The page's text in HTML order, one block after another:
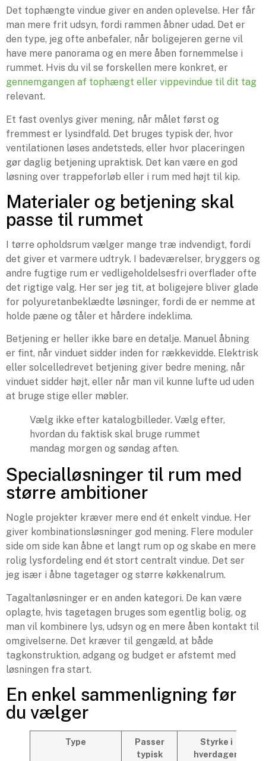
Det tophængte vindue giver en anden oplevelse. Her får
man mere frit udsyn, fordi rammen åbner udad. Det er
den type, jeg ofte anbefaler, når boligejeren gerne vil
have mere panorama og en mere åben fornemmelse i
rummet. Hvis du vil se forskellen mere konkret, er
gennemgangen af tophængt eller vippevindue til dit tag
relevant.
Et fast ovenlys giver mening, når målet først og
fremmest er lysindfald. Det bruges typisk der, hvor
ventilationen løses andetsteds, eller hvor placeringen
gør daglig betjening upraktisk. Det kan være en god
løsning over trappeforløb eller i rum med højt til kip.
Materialer og betjening skal
passe til rummet
I tørre opholdsrum vælger mange træ indvendigt, fordi
det giver et varmere udtryk. I badeværelser, bryggers og
andre fugtige rum er vedligeholdelsesfri overflader ofte
det rigtige valg. Her ser jeg tit, at boligejere bliver glade
for polyuretanbeklædte løsninger, fordi de er nemme at
holde pæne og tåler et hårdere indeklima.
Betjening er heller ikke bare en detalje. Manuel åbning
er fint, når vinduet sidder inden for rækkevidde. Elektrisk
eller solcelledrevet betjening giver bedre mening, når
vinduet sidder højt, eller når man vil kunne lufte ud uden
at bruge stige eller møbler.
Vælg ikke efter katalogbilleder. Vælg efter,
hvordan du faktisk skal bruge rummet
mandag morgen og søndag aften.
Specialløsninger til rum med
større ambitioner
Nogle projekter kræver mere end ét enkelt vindue. Her
giver kombinationsløsninger god mening. Flere moduler
side om side kan åbne et langt rum op og skabe en mere
rolig lysfordeling end ét stort centralt vindue. Det ser
jeg især i åbne tagetager og større køkkenalrum.
Tagaltanløsninger er en anden kategori. De kan være
oplagte, hvis tagetagen bruges som egentlig bolig, og
man vil kombinere lys, udsyn og en mere åben kontakt til
omgivelserne. Det kræver til gengæld, at både
tagkonstruktion, adgang og budget er afstemt med
løsningen fra start.
En enkel sammenligning før
du vælger
Type
Passer
typisk
Styrke i
hverdagen